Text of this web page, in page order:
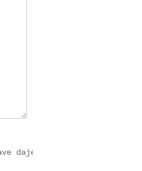
dajem svoju suglasnost